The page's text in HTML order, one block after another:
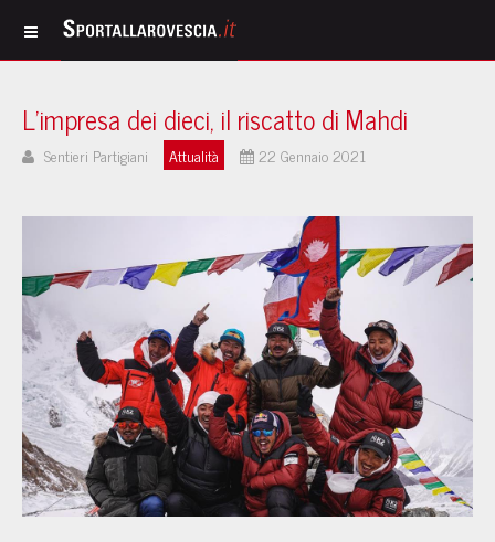
L’impresa dei dieci, il riscatto di Mahdi
Sentieri Partigiani Attualità 22 Gennaio 2021